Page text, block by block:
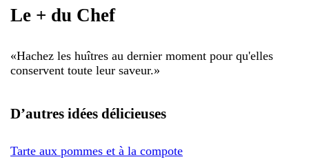
Le + du Chef
«Hachez les huîtres au dernier moment pour qu'elles
conservent toute leur saveur.»
D’autres idées délicieuses
Tarte aux pommes et à la compote